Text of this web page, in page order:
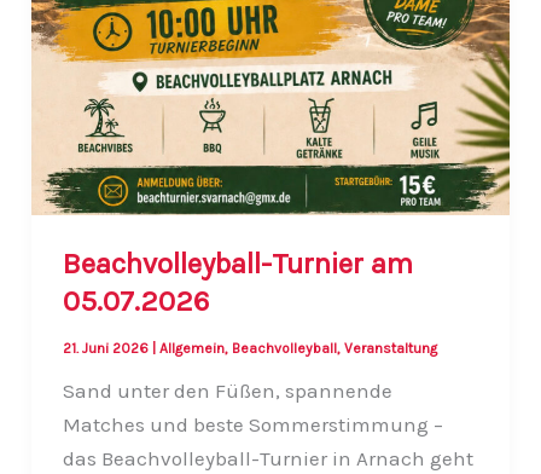
Beachvolleyball-Turnier am
05.07.2026
21. Juni 2026 Allgemein, Beachvolleyball, Veranstaltung
Sand unter den Füßen, spannende
Matches und beste Sommerstimmung –
das Beachvolleyball-Turnier in Arnach geht